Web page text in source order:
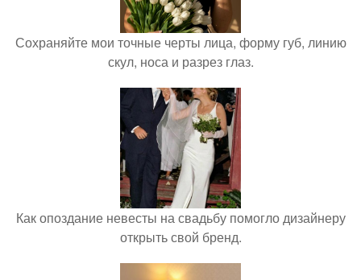
Сохраняйте мои точные черты лица, форму губ, линию
скул, носа и разрез глаз.
Как опоздание невесты на свадьбу помогло дизайнеру
открыть свой бренд.